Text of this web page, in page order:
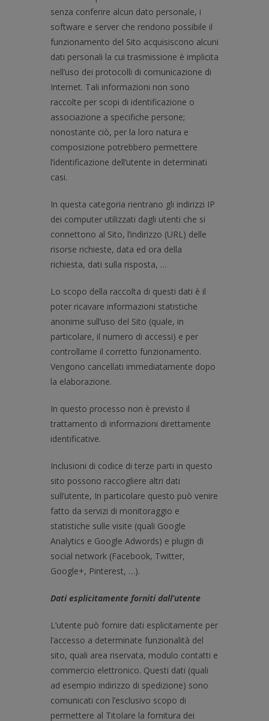
senza conferire alcun dato personale, i
software e server che rendono possibile il
funzionamento del Sito acquisiscono alcuni
dati personali la cui trasmissione è implicita
nell’uso dei protocolli di comunicazione di
Internet. Tali informazioni non sono
raccolte per scopi di identificazione o
associazione a specifiche persone;
nonostante ciò, per la loro natura e
composizione potrebbero permettere
l’identificazione dell’utente in determinati
casi.
In questa categoria rientrano gli indirizzi IP
dei computer utilizzati dagli utenti che si
connettono al Sito, l’indirizzo (URL) delle
risorse richieste, data ed ora della
richiesta, dati sulla risposta, …
Lo scopo della raccolta di questi dati è il
poter ricavare informazioni statistiche
anonime sull’uso del Sito (quale, in
particolare, il numero di accessi) e per
controllarne il corretto funzionamento.
Vengono cancellati immediatamente dopo
la elaborazione.
In questo processo non è previsto il
trattamento di informazioni direttamente
identificative.
Inclusioni di codice di terze parti in questo
sito possono raccogliere altri dati
sull’utente, In particolare questo può venire
fatto da servizi di monitoraggio e
statistiche sulle visite (quali Google
Analytics e Google Adwords) e plugin di
social network (Facebook, Twitter,
Google+, Pinterest, …).
Dati esplicitamente forniti dall’utente
L’utente può fornire dati esplicitamente per
l’accesso a determinate funzionalità del
sito, quali area riservata, modulo contatti e
commercio elettronico. Questi dati (quali
ad esempio indirizzo di spedizione) sono
comunicati con l’esclusivo scopo di
permettere al Titolare la fornitura dei